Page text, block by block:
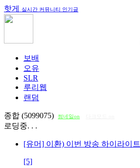
핫게 실시간 커뮤니티 인기글
보배
오유
SLR
루리웹
랜덤
종합 (5099075) 썸네일on
로딩중. . .
[유머] 이환) 이번 방송 하이라이트
[5]